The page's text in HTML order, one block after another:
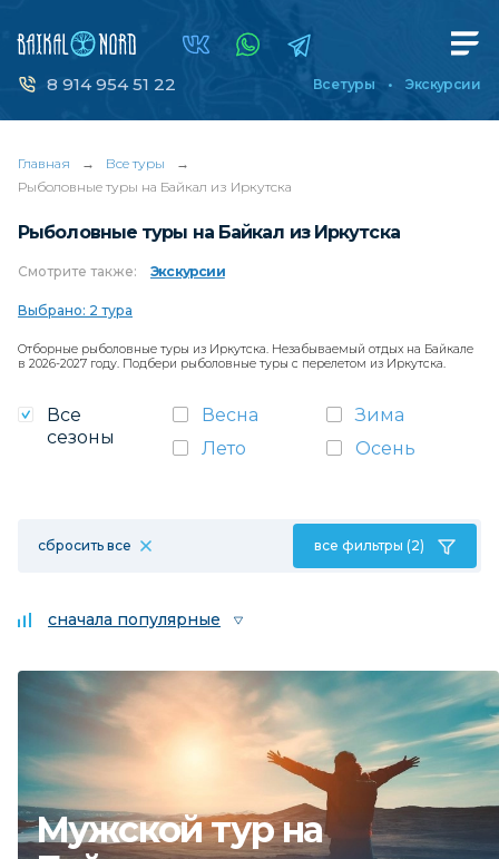
8 914 954 51 22 Все туры Экскурсии
Главная → Все туры
→
Рыболовные туры на Байкал из Иркутска
Рыболовные туры на Байкал из Иркутска
Смотрите также: Экскурсии
Выбрано: 2 тура
Отборные рыболовные туры из Иркутска. Незабываемый отдых на Байкале
в 2026-2027 году. Подбери рыболовные туры с перелетом из Иркутска.
Все
сезоны
Весна
Зима
Лето
Осень
сбросить все все фильтры (2)
сначала популярные
Мужской тур на